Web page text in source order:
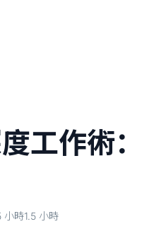
工作術
小時1.5 小時